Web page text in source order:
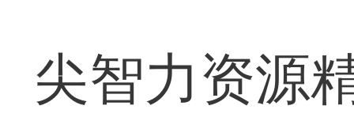
尖智力资源